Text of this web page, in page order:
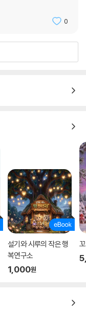
0
설기와 시루의 작은 행
복연구소
1,000원